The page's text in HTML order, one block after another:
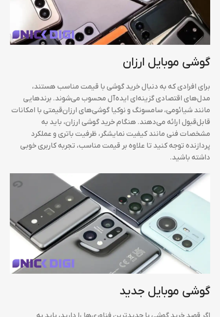
گوشی موبایل ارزان
برای افرادی که به دنبال خرید گوشی با قیمت مناسب هستند،
مدل‌های اقتصادی گزینه‌ای ایده‌آل محسوب می‌شوند. برندهایی
مانند شیائومی، سامسونگ و نوکیا گوشی‌های ارزان‌قیمتی با امکانات
قابل‌قبول ارائه می‌دهند. هنگام خرید گوشی ارزان، باید به
مشخصات فنی مانند کیفیت نمایشگر، ظرفیت باتری و عملکرد
پردازنده توجه کنید تا علاوه بر قیمت مناسب، تجربه کاربری خوبی
داشته باشید.
گوشی موبایل جدید